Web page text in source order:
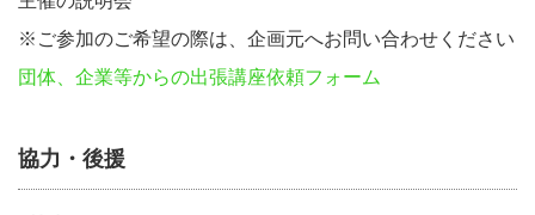
※ご参加のご希望の際は、企画元へお問い合わせください
団体、企業等からの出張講座依頼フォーム
協⼒・後援